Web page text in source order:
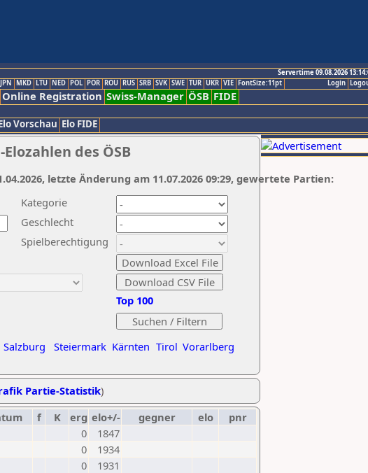
Servertime 09.08.2026
Login
JPN MKD LTU NED POL POR ROU RUS SRB SVK SWE TUR UKR VIE FontSize:11pt
Online Registration Swiss-Manager ÖSB FIDE
Vorschau Elo FIDE
des ÖSB
Kategorie
Geschlecht
Spielberechtigung
Salzburg Steiermark Kärnten Tirol Vorarlberg
Top 100
letzte Änderung am 11.07.2026 09:29, gewertete Partien:
Partie-Statistik)
f K erg elo+/- gegner elo
pnr
0
1847
0
1934
0
1931